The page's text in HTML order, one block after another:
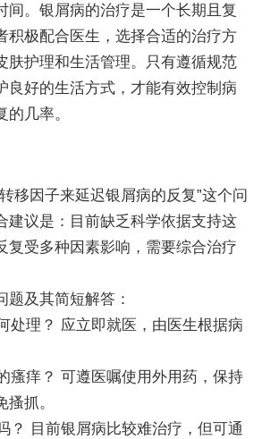
间。银屑病的治疗是一个长期且复
积极配合医生，选择合适的治疗方
肤护理和生活管理。只有遵循规范
良好的生活方式，才能有效控制病
几率。
移因子来延迟银屑病的反复”这个问
建议是：目前缺乏科学依据支持这
复受多种因素影响，需要综合治疗
题及其简短解答：
处理？ 应立即就医，由医生根据病
瘙痒？ 可遵医嘱使用外用药，保持
抓。
？ 目前银屑病比较难治疗，但可通